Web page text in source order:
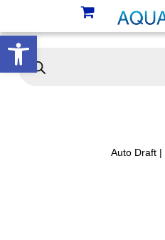
פתח
Auto Draft